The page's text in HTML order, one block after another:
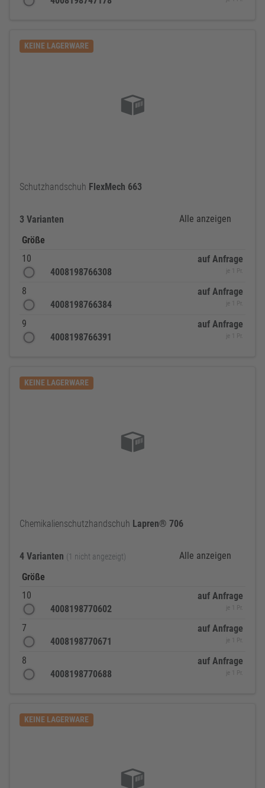
KEINE LAGERWARE
Schutzhandschuh FlexMech 663
3 Varianten
Alle anzeigen
Größe
10
4008198766308
auf Anfrage
je 1 Pr.
8
4008198766384
auf Anfrage
je 1 Pr.
9
4008198766391
auf Anfrage
je 1 Pr.
KEINE LAGERWARE
Chemikalienschutzhandschuh Lapren® 706
4 Varianten (1 nicht angezeigt)
Alle anzeigen
Größe
10
4008198770602
auf Anfrage
je 1 Pr.
7
4008198770671
auf Anfrage
je 1 Pr.
8
4008198770688
auf Anfrage
je 1 Pr.
KEINE LAGERWARE